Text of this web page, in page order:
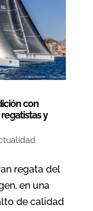
con
y
regata del
en una
de calidad